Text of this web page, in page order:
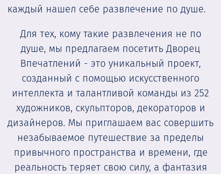
каждый нашел себе развлечение по душе.
Для тех, кому такие развлечения не по
душе, мы предлагаем посетить Дворец
Впечатлений - это уникальный проект,
созданный с помощью искусственного
интеллекта и талантливой команды из 252
художников, скульпторов, декораторов и
дизайнеров. Мы приглашаем вас совершить
незабываемое путешествие за пределы
привычного пространства и времени, где
реальность теряет свою силу, а фантазия